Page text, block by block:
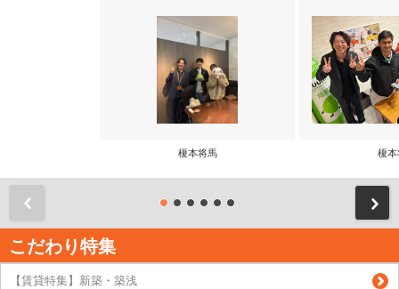
榎本将馬 榎本
こだわり特集
【賃貸特集】新築・築浅